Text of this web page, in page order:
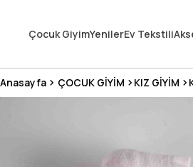
3 MİLYONDAN FAZLA MUTLU MÜŞTERİ ❤️
Çocuk GiyimYenilerEv Tekstili
Anasayfa ÇOCUK GİYİM KIZ GİYİM